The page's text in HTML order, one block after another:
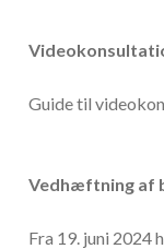
Guide til
Vedhæftning af
Fra 19. juni 2024